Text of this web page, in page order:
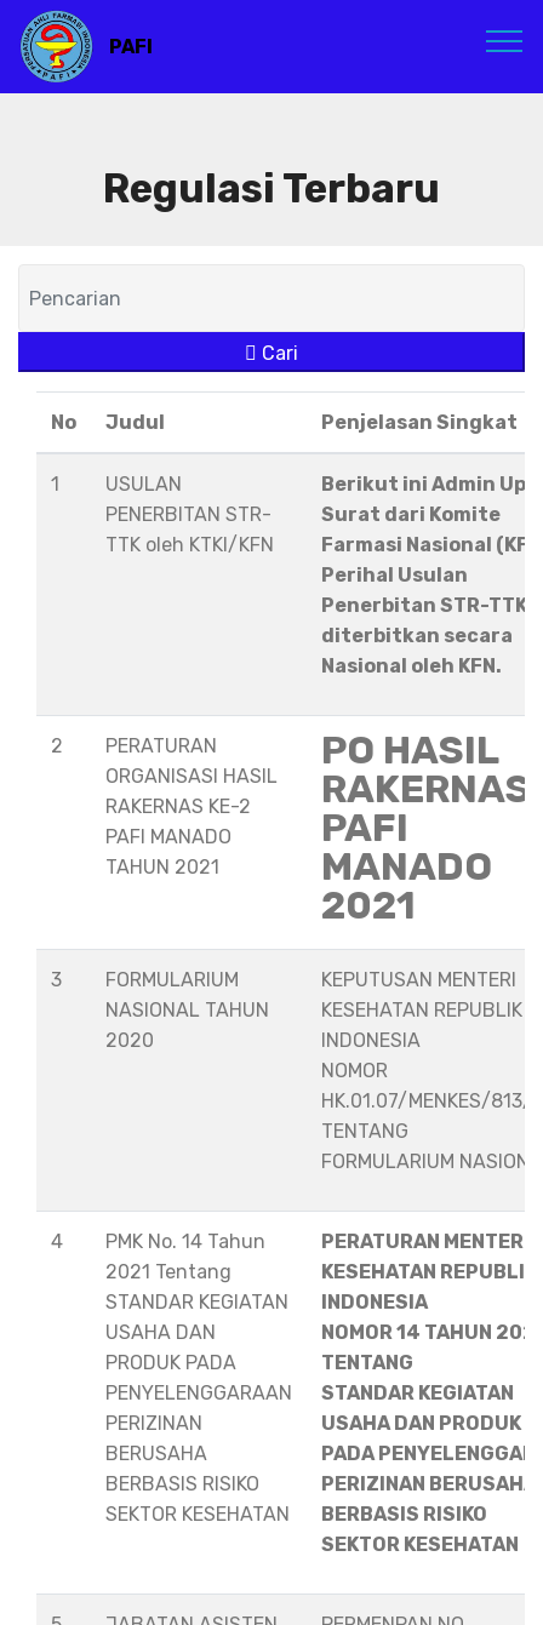
PAFI
Regulasi Terbaru
Cari
No Judul Penjelasan Singkat
1
USULAN
PENERBITAN STR-
TTK oleh KTKI/KFN
Berikut ini Admin
Surat dari Komite
Farmasi Nasional
Perihal Usulan
Penerbitan STR-TTK
diterbitkan secara
Nasional oleh KFN.
2
PERATURAN
ORGANISASI HASIL
RAKERNAS KE-2
PAFI MANADO
TAHUN 2021
PO HASIL
RAKERNAS
PAFI
MANADO
2021
3
FORMULARIUM
NASIONAL TAHUN
2020
KEPUTUSAN MENTERI
KESEHATAN REPUBLIK
INDONESIA
NOMOR
HK.01.07/MENKES/813/
TENTANG
FORMULARIUM
4
PMK No. 14 Tahun
2021 Tentang
STANDAR KEGIATAN
USAHA DAN
PRODUK PADA
PENYELENGGARAAN
PERIZINAN
BERUSAHA
BERBASIS RISIKO
SEKTOR KESEHATAN
PERATURAN MENTERI
KESEHATAN REPUBLIK
INDONESIA
NOMOR 14 TAHUN
TENTANG
STANDAR KEGIATAN
USAHA DAN PRODUK
PADA
PERIZINAN BERUSAHA
BERBASIS RISIKO
SEKTOR KESEHATAN